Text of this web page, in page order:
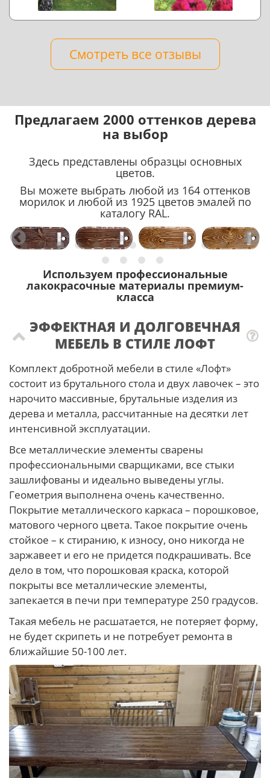
Смотреть все отзывы
Предлагаем 2000 оттенков дерева
на выбор
Здесь представлены образцы основных
цветов.
Вы можете выбрать любой из 164 оттенков
морилок и любой из 1925 цветов эмалей по
каталогу RAL.
Используем профессиональные
лакокрасочные материалы премиум-
класса
ЭФФЕКТНАЯ И ДОЛГОВЕЧНАЯ
МЕБЕЛЬ В СТИЛЕ ЛОФТ
Комплект добротной мебели в стиле «Лофт»
состоит из брутального стола и двух лавочек – это
нарочито массивные, брутальные изделия из
дерева и металла, рассчитанные на десятки лет
интенсивной эксплуатации.
Все металлические элементы сварены
профессиональными сварщиками, все стыки
зашлифованы и идеально выведены углы.
Геометрия выполнена очень качественно.
Покрытие металлического каркаса – порошковое,
матового черного цвета. Такое покрытие очень
стойкое – к стиранию, к износу, оно никогда не
заржавеет и его не придется подкрашивать. Все
дело в том, что порошковая краска, которой
покрыты все металлические элементы,
запекается в печи при температуре 250 градусов.
Такая мебель не расшатается, не потеряет форму,
не будет скрипеть и не потребует ремонта в
ближайшие 50-100 лет.